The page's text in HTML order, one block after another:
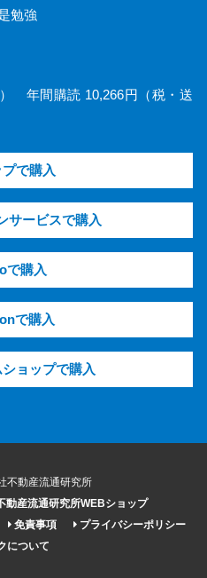
勉強
年間購読 10,266円（税・送
で購入
サービスで購入
で購入
で購入
ョップで購入
不動産流通研究所
動産流通研究所WEBショップ
免責事項
プライバシーポリシー
について